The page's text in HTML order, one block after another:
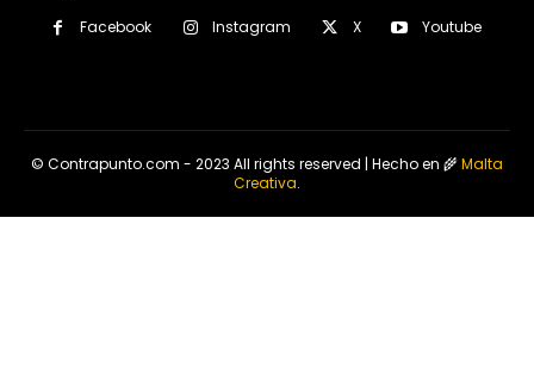
Facebook Instagram X Youtube
© Contrapunto.com - 2023 All rights reserved | Hecho en 🌾Malta
Creativa.